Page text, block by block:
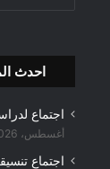
احدث
اجتماع
أغسطس، 2026
اجتماع